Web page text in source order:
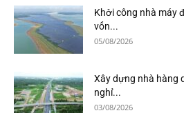
Khởi công nhà máy
vốn...
05/08/2026
Xây dựng nhà hàng
nghỉ...
03/08/2026